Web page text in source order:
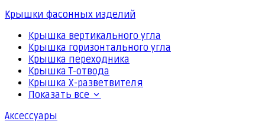
Крышки фасонных изделий
Крышка вертикального угла
Крышка горизонтального угла
Крышка переходника
Крышка Т-отвода
Крышка Х-разветвителя
Показать все
Аксессуары